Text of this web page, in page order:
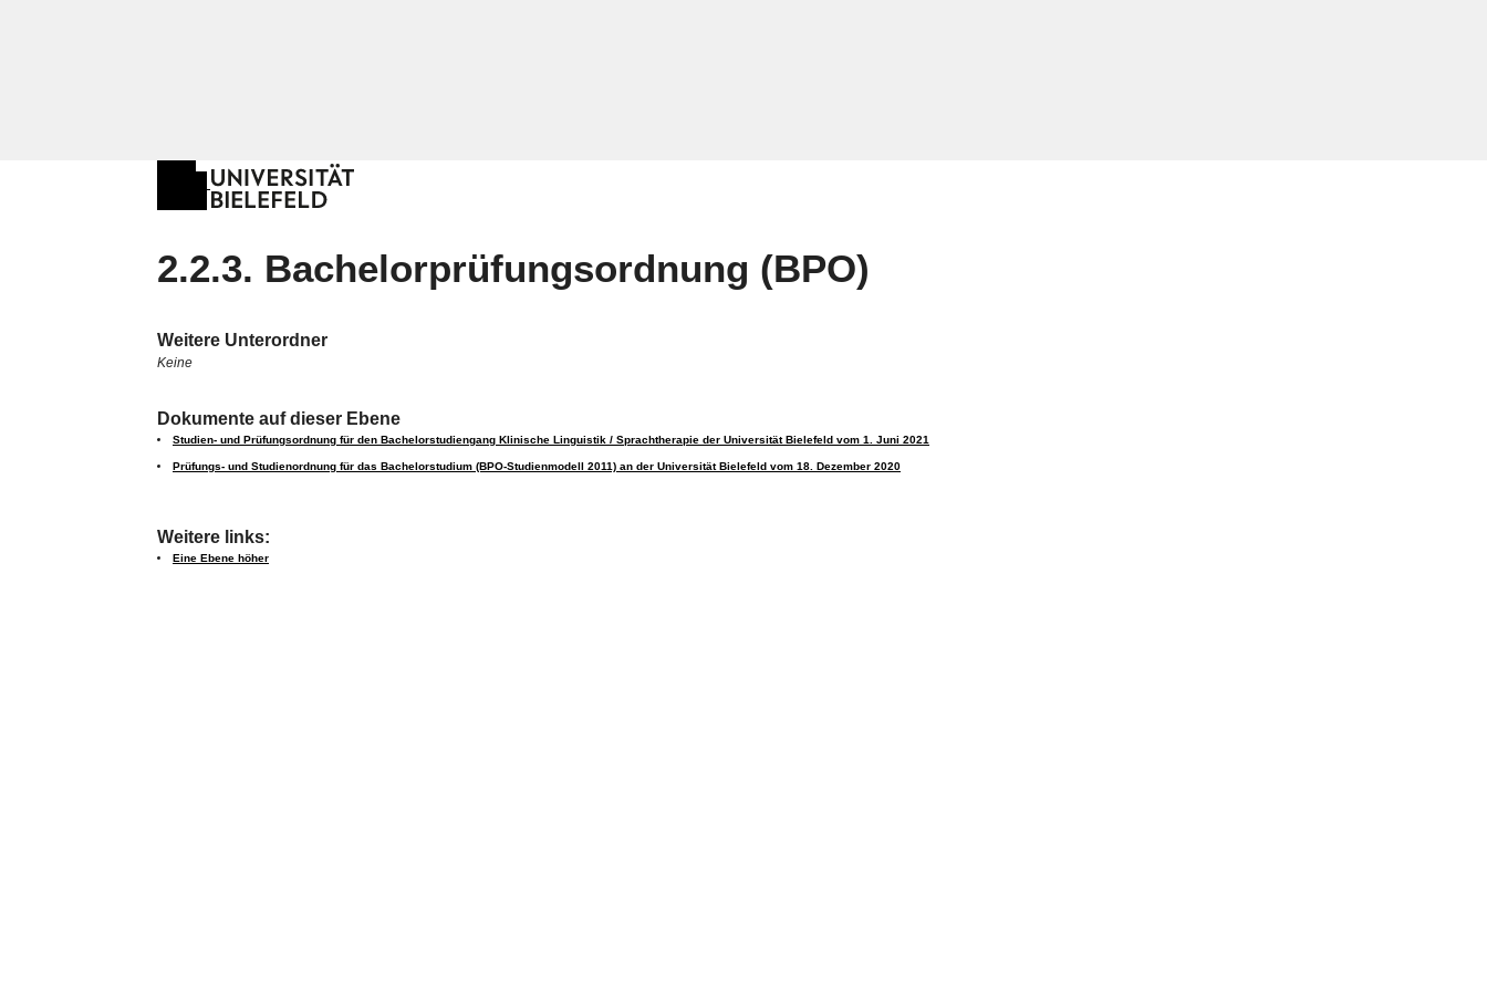
2.2.3. Bachelorprüfungsordnung (BPO)
Weitere Unterordner
Keine
Dokumente auf dieser Ebene
Studien- und Prüfungsordnung für den Bachelorstudiengang Klinische Linguistik / Sprachtherapie der Universität Bielefeld vom 1. Juni 2021
Prüfungs- und Studienordnung für das Bachelorstudium (BPO-Studienmodell 2011) an der Universität Bielefeld vom 18. Dezember 2020
Weitere links:
Eine Ebene höher